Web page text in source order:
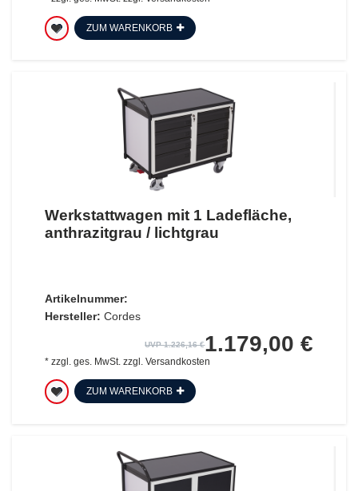
ZUM WARENKORB
Werkstattwagen mit 1 Ladefläche,
anthrazitgrau / lichtgrau
Artikelnummer:
Hersteller: Cordes
UVP 1.226,16 €1.179,00 €
* zzgl. ges. MwSt.zzgl. Versandkosten
ZUM WARENKORB